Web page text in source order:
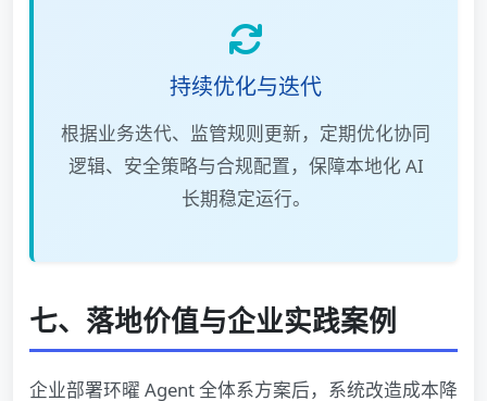
持续优化与迭代
根据业务迭代、监管规则更新，定期优化协同
逻辑、安全策略与合规配置，保障本地化 AI
长期稳定运行。
七、落地价值与企业实践案例
企业部署环曜 Agent 全体系方案后，系统改造成本降